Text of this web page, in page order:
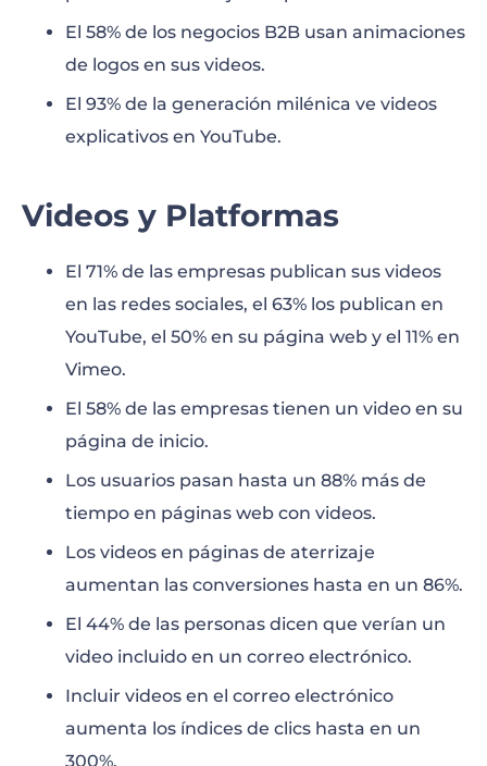
El 58% de los negocios B2B usan animaciones
de logos en sus videos.
El 93% de la generación milénica ve videos
explicativos en YouTube.
Videos y Platformas
El 71% de las empresas publican sus videos
en las redes sociales, el 63% los publican en
YouTube, el 50% en su página web y el 11% en
Vimeo.
El 58% de las empresas tienen un video en su
página de inicio.
Los usuarios pasan hasta un 88% más de
tiempo en páginas web con videos.
Los videos en páginas de aterrizaje
aumentan las conversiones hasta en un 86%.
El 44% de las personas dicen que verían un
video incluido en un correo electrónico.
Incluir videos en el correo electrónico
aumenta los índices de clics hasta en un
300%.